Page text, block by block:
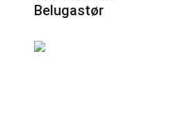
Belugastør